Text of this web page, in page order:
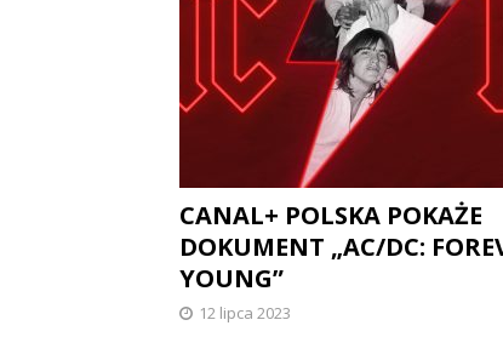
CANAL+ POLSKA POKAŻE
DOKUMENT „AC/DC:
YOUNG”
12 lipca 2023